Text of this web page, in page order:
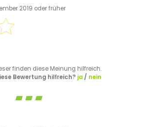
2019 oder früher
finden diese Meinung hilfreich.
Bewertung hilfreich? ja/ nein